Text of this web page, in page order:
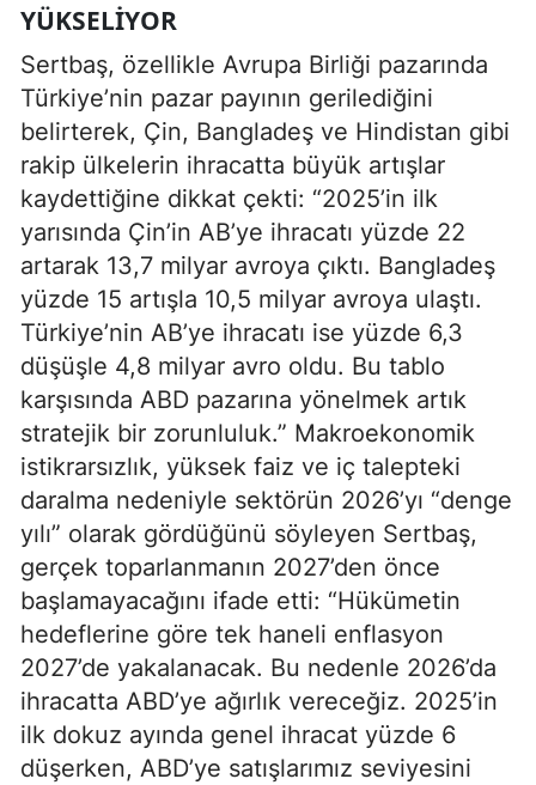
YÜKSELIYOR
Sertbaş, özellikle Avrupa Birliği pazarında
Türkiye’nin pazar payının gerilediğini
belirterek, Çin, Bangladeş ve Hindistan gibi
rakip ülkelerin ihracatta büyük artışlar
kaydettiğine dikkat çekti: “2025’in ilk
yarısında Çin’in AB’ye ihracatı yüzde 22
artarak 13,7 milyar avroya çıktı. Bangladeş
yüzde 15 artışla 10,5 milyar avroya ulaştı.
Türkiye’nin AB’ye ihracatı ise yüzde 6,3
düşüşle 4,8 milyar avro oldu. Bu tablo
karşısında ABD pazarına yönelmek artık
stratejik bir zorunluluk.” Makroekonomik
istikrarsızlık, yüksek faiz ve iç talepteki
daralma nedeniyle sektörün 2026’yı “denge
yılı” olarak gördüğünü söyleyen Sertbaş,
gerçek toparlanmanın 2027’den önce
başlamayacağını ifade etti: “Hükümetin
hedeflerine göre tek haneli enflasyon
2027’de yakalanacak. Bu nedenle 2026’da
ihracatta ABD’ye ağırlık vereceğiz. 2025’in
ilk dokuz ayında genel ihracat yüzde 6
düşerken, ABD’ye satışlarımız seviyesini